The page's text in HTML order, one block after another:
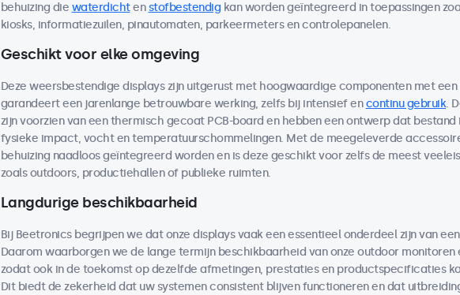
behuizing die waterdichtenstofbestendig kan worden geïntegreerd in toepassingen
kiosks, informatiezuilen, pinautomaten, parkeermeters en controlepanelen.
Geschikt voor elke omgeving
Deze weersbestendige displays zijn uitgerust met hoogwaardige componenten met een
garandeert een jarenlange betrouwbare werking, zelfs bij intensief encontinu gebruik.
zijn voorzien van een thermisch gecoat PCB-board en hebben een ontwerp dat bestand
fysieke impact, vocht en temperatuurschommelingen. Met de meegeleverde
behuizing naadloos geïntegreerd worden en is deze geschikt voor zelfs de meest
zoals outdoors, productiehallen of publieke ruimten.
Langdurige beschikbaarheid
Bij Beetronics begrijpen we dat onze displays vaak een essentieel onderdeel zijn van
Daarom waarborgen we de lange termijn beschikbaarheid van onze outdoor monitoren
zodat ook in de toekomst op dezelfde afmetingen, prestaties en productspecificaties
Dit biedt de zekerheid dat uw systemen consistent blijven functioneren en dat